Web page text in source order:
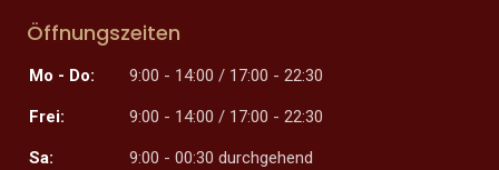
Öffnungszeiten
Mo - Do: 9:00 - 14:00 / 17:00 - 22:30
Frei: 9:00 - 14:00 / 17:00 - 22:30
Sa: 9:00 - 00:30 durchgehend